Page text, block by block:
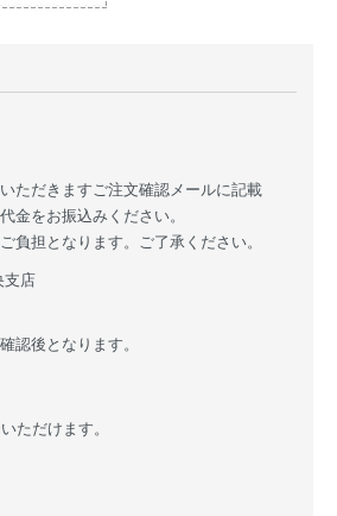
ただきますご注文確認メールに記載
金をお振込みください。
負担となります。ご了承ください。
支店
認後となります。
ただけます。